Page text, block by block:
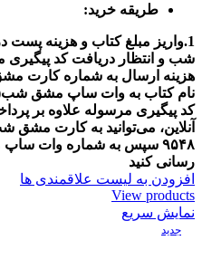
طریقه خرید:
1.واریز مبلغ کتاب و هزینه
شب و انتظار دریافت کد پیگیری
هزینه ارسال به شماره کارت
نام کتاب به وات ساپ مشق
کد پیگیری مرسوله علاوه بر
آنلاین، می‌توانید به کارت مشق
۹۵۴۸ سپس به شماره وات
رسانی کنید
افزودن به لیست علاقمندی ها
View products
نمایش سریع
جدید